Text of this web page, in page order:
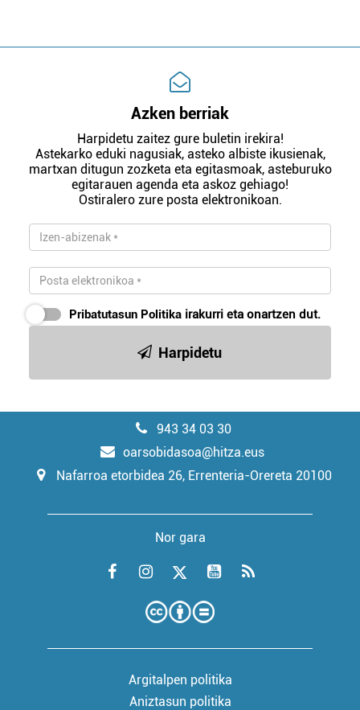
Azken berriak
Harpidetu zaitez gure buletin irekira!
Astekarko eduki nagusiak, asteko albiste ikusienak,
martxan ditugun zozketa eta egitasmoak, asteburuko
egitarauen agenda eta askoz gehiago!
Ostiralero zure posta elektronikoan.
Pribatutasun Politika irakurri eta onartzen dut.
Harpidetu
943 34 03 30
oarsobidasoa@hitza.eus
Nafarroa etorbidea 26, Errenteria-Orereta 20100
Nor gara
Argitalpen politika
Aniztasun politika